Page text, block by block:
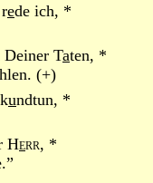
ede ich, *
Deiner Taten, *
(+)
undtun, *
Herr, *